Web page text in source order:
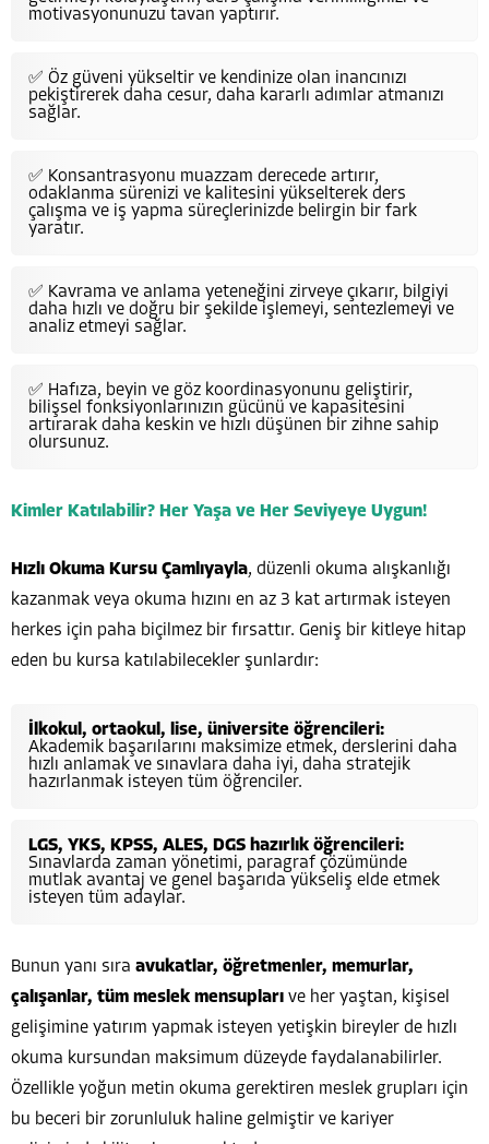
motivasyonunuzu tavan yaptırır.
✅ Öz güveni yükseltir ve kendinize olan inancınızı
pekiştirerek daha cesur, daha kararlı adımlar atmanızı
sağlar.
✅ Konsantrasyonu muazzam derecede artırır,
odaklanma sürenizi ve kalitesini yükselterek ders
çalışma ve iş yapma süreçlerinizde belirgin bir fark
yaratır.
✅ Kavrama ve anlama yeteneğini zirveye çıkarır, bilgiyi
daha hızlı ve doğru bir şekilde işlemeyi, sentezlemeyi ve
analiz etmeyi sağlar.
✅ Hafıza, beyin ve göz koordinasyonunu geliştirir,
bilişsel fonksiyonlarınızın gücünü ve kapasitesini
artırarak daha keskin ve hızlı düşünen bir zihne sahip
olursunuz.
Kimler Katılabilir? Her Yaşa ve Her Seviyeye Uygun!
Hızlı Okuma Kursu Çamlıyayla, düzenli okuma alışkanlığı
kazanmak veya okuma hızını en az 3 kat artırmak isteyen
herkes için paha biçilmez bir fırsattır. Geniş bir kitleye hitap
eden bu kursa katılabilecekler şunlardır:
İlkokul, ortaokul, lise, üniversite öğrencileri:
Akademik başarılarını maksimize etmek, derslerini daha
hızlı anlamak ve sınavlara daha iyi, daha stratejik
hazırlanmak isteyen tüm öğrenciler.
LGS, YKS, KPSS, ALES, DGS hazırlık öğrencileri:
Sınavlarda zaman yönetimi, paragraf çözümünde
mutlak avantaj ve genel başarıda yükseliş elde etmek
isteyen tüm adaylar.
Bunun yanı sıra avukatlar, öğretmenler, memurlar,
çalışanlar, tüm meslek mensupları ve her yaştan, kişisel
gelişimine yatırım yapmak isteyen yetişkin bireyler de hızlı
okuma kursundan maksimum düzeyde faydalanabilirler.
Özellikle yoğun metin okuma gerektiren meslek grupları için
bu beceri bir zorunluluk haline gelmiştir ve kariyer